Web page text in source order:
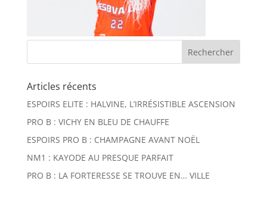
Articles récents
ESPOIRS ELITE : HALVINE, L’IRRÉSISTIBLE ASCENSION
PRO B : VICHY EN BLEU DE CHAUFFE
ESPOIRS PRO B : CHAMPAGNE AVANT NOËL
NM1 : KAYODE AU PRESQUE PARFAIT
PRO B : LA FORTERESSE SE TROUVE EN… VILLE